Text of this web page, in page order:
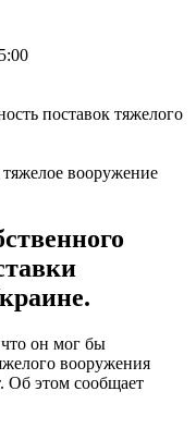
вооружение
что он мог бы
вооружения
Об этом сообщает